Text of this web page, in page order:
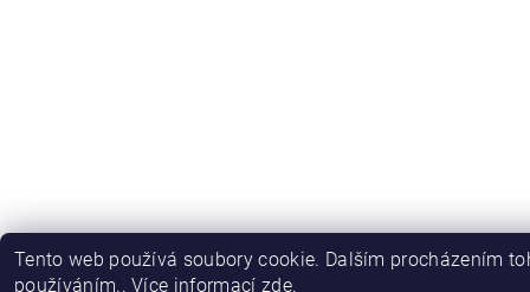
Tento web používá soubory cookie. Dalším procházením
používáním.. Více informací zde.